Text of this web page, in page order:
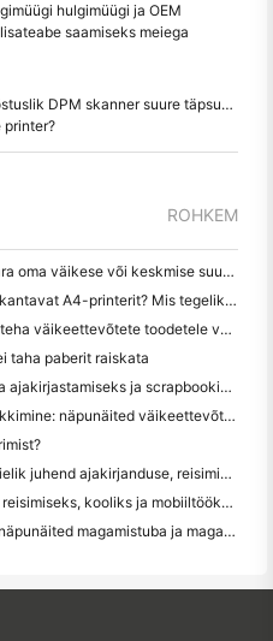
hulgimüügi ja OEM
saamiseks meiega
suure täpsuse ja vastupidavuse tagamiseks
printer?
ROHKEM
Kuidas valida õige restorani tarkvara oma väikese või keskmise suurusega restorani jaoks
Kas vajate laoarvete jaoks kaasaskantavat A4-printerit? Mis tegelikult töötab
Kas soojusetiketti printerid võivad teha väikeettevõtete toodetele veekindel etikett?
taha paberit raiskata
Parim värviliste märgiste valmistaja ajakirjastamiseks ja scrapbooking'iks: lisage iga leheküljele rohkem värvi
Käsikirja vs. laevandusmärgide trükkimine: näpunäited väikeettevõtetele 2026. aastal
Kuidas valida taskufoto printer: Täielik juhend ajakirjanduse, reisimise ja iPhone'i kasutajatele
Parim tindita kaasaskantav printer reisimiseks, kooliks ja mobiiltööks: Hanin MT620 Pro ülevaade
Mini foto seina paigutuse ideed ja näpunäited magamistuba ja magamistuba kaunistamiseks